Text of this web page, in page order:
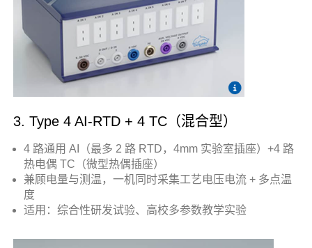
3. Type 4 AI-RTD + 4 TC（混合型）
4 路通用 AI（最多 2 路 RTD，4mm 实验室插座）+4 路
热电偶 TC（微型热偶插座）
兼顾电量与测温，一机同时采集工艺电压电流 + 多点温
度
适用：综合性研发试验、高校多参数教学实验